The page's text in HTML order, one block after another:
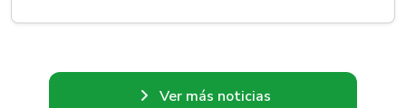
Ver más noticias